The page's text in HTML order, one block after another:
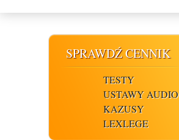
SPRAWDŹ CENNIK
TESTY
USTAWY AUDIO
KAZUSY
LEXLEGE